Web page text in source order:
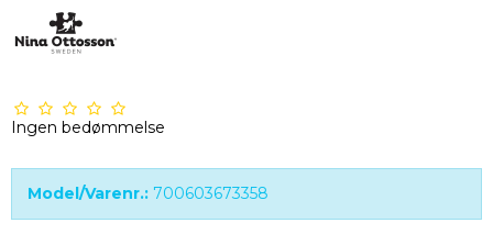
Ingen bedømmelse
Model/Varenr.: 700603673358